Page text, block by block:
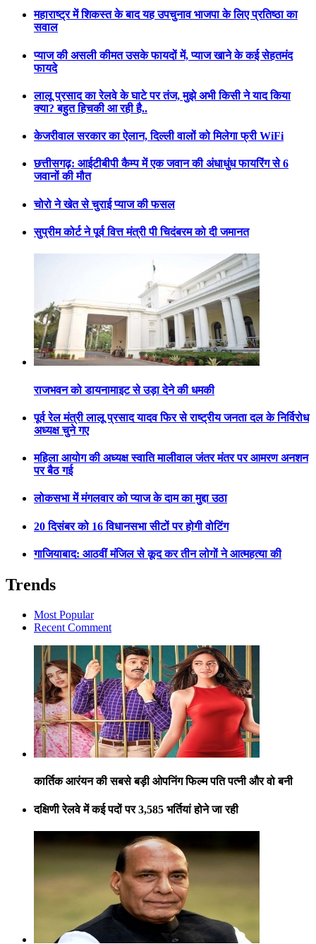
महाराष्ट्र में शिकस्त के बाद यह उपचुनाव भाजपा के लिए प्रतिष्ठा का
सवाल
प्याज की असली कीमत उसके फायदों में, प्याज खाने के कई सेहतमंद
फायदे
लालू प्रसाद का रेलवे के घाटे पर तंज, मुझे अभी किसी ने याद किया
क्या? बहुत हिचकी आ रही है..
केजरीवाल सरकार का ऐलान, दिल्ली वालों को मिलेगा फ्री WiFi
छत्तीसगढ़: आईटीबीपी कैम्प में एक जवान की अंधाधुंध फायरिंग से 6
जवानों की मौत
चोरो ने खेत से चुराई प्याज की फसल
सुप्रीम कोर्ट ने पूर्व वित्त मंत्री पी चिदंबरम को दी जमानत
राजभवन को डायनामाइट से उड़ा देने की धमकी
पूर्व रेल मंत्री लालू प्रसाद यादव फिर से राष्ट्रीय जनता दल के निर्विरोध
अध्यक्ष चुने गए
महिला आयोग की अध्यक्ष स्वाति मालीवाल जंतर मंतर पर आमरण अनशन
पर बैठ गई
लोकसभा में मंगलवार को प्याज के दाम का मुद्दा उठा
20 दिसंबर को 16 विधानसभा सीटों पर होगी वोटिंग
गाजियाबाद: आठवीं मंजिल से कूद कर तीन लोगों ने आत्महत्या की
Trends
Most Popular
Recent Comment
कार्तिक आरंयन की सबसे बड़ी ओपनिंग फिल्म पति पत्नी और वो बनी
दक्षिणी रेलवे में कई पदों पर 3,585 भर्तियां होने जा रही